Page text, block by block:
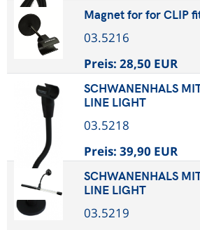
Magnet for for CLIP
03.5216
Preis: 28,50 EUR
SCHWANENHALS
LINE LIGHT
03.5218
Preis: 39,90 EUR
SCHWANENHALS
LINE LIGHT
03.5219